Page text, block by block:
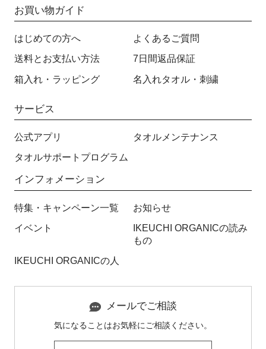
お買い物ガイド
はじめての方へ よくあるご質問
送料とお支払い方法 7日間返品保証
箱入れ・ラッピング 名入れタオル・刺繍
サービス
公式アプリ タオルメンテナンス
タオルサポートプログラム
インフォメーション
特集・キャンペーン一覧 お知らせ
イベント
IKEUCHI ORGANICの読み
もの
IKEUCHI ORGANICの人
メールでご相談
気になることはお気軽にご相談ください。